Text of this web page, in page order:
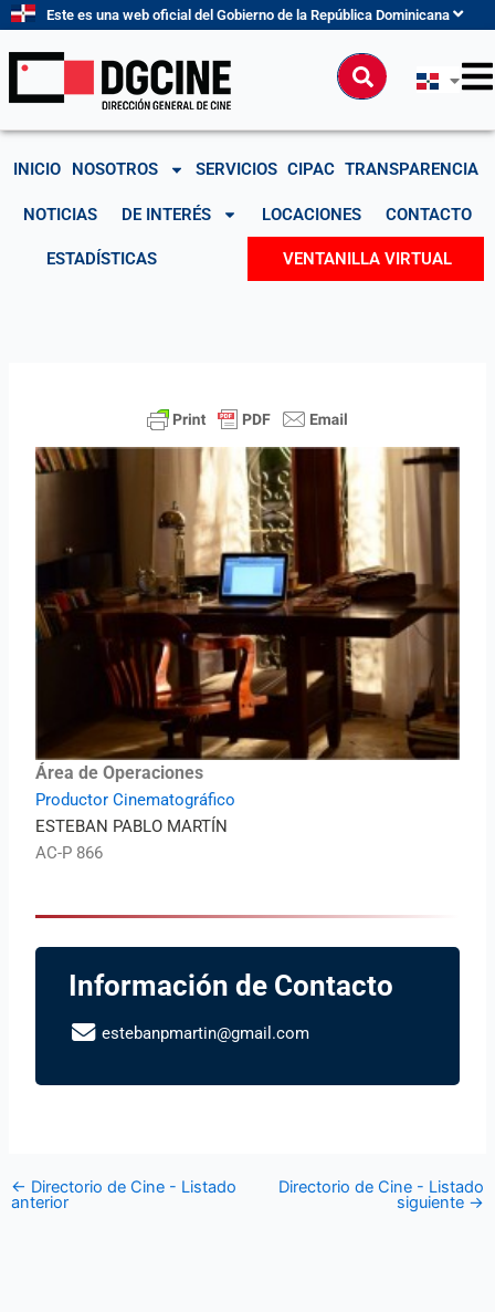
contenido
Este es una web oficial del Gobierno de la República Dominicana
Buscar
INICIO NOSOTROS SERVICIOS CIPAC TRANSPARENCIA
NOTICIAS DE INTERÉS LOCACIONES CONTACTO
ESTADÍSTICAS VENTANILLA VIRTUAL
Área de Operaciones
Productor Cinematográfico
ESTEBAN PABLO MARTÍN
AC-P 866
Información de Contacto
estebanpmartin@gmail.com
← Directorio de Cine - Listado
anterior
Directorio de Cine - Listado
siguiente →